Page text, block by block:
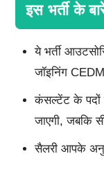
इस भर्ती के
ये भर्ती
जॉइनिंग
कंसल्टेंट के पदों
जाएगी, जबकि
सैलरी आपके